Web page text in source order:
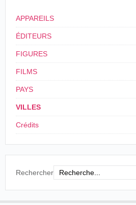
APPAREILS
ÉDITEURS
FIGURES
FILMS
PAYS
VILLES
Crédits
Rechercher